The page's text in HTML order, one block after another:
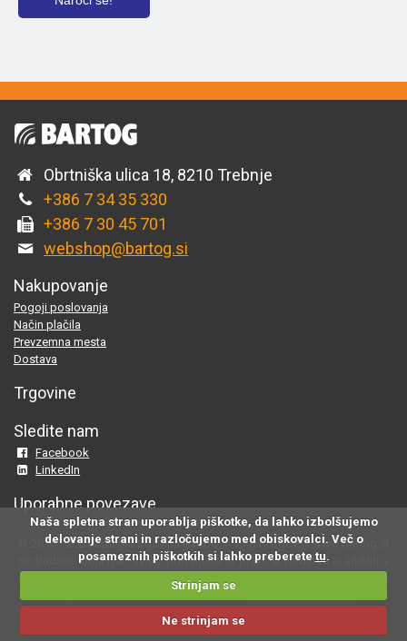
Obrtniška ulica 18, 8210 Trebnje
+386 7 34 35 330
+386 7 30 45 701
webshop@bartog.si
Nakupovanje
Pogoji poslovanja
Način plačila
Prevzemna mesta
Dostava
Trgovine
Sledite nam
Facebook
LinkedIn
Uporabne povezave
© 2015 - 2025 Spletna trgovina Bartog, v spletni trgovini www.bartog.si
se trudimo objavljati samo preverjene in pravilne podatke o artiklih v
ponudbi; če na naši strani odkrijete neresnične oziroma neustrezne
informacije, nam to prosimo sporočite na
izdelkov so simbolične. Cene že vsebujejo DDV.
Naša spletna stran uporablja piškotke, da lahko izbolšujemo
delovanje strani in razločujemo med obiskovalci. Več o
posameznih piškotkih si lahko preberete tu.
Strinjam se
Ne strinjam se